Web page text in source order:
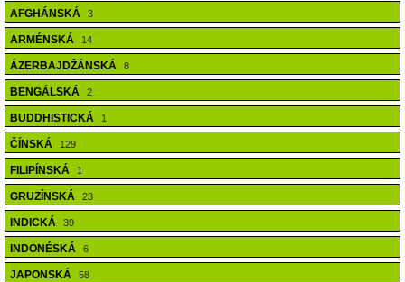
AFGHÁNSKÁ 3
ARMÉNSKÁ 14
ÁZERBAJDŽÁNSKÁ 8
BENGÁLSKÁ 2
BUDDHISTICKÁ 1
ČÍNSKÁ 129
FILIPÍNSKÁ 1
GRUZÍNSKÁ 23
INDICKÁ 39
INDONÉSKÁ 6
JAPONSKÁ 58